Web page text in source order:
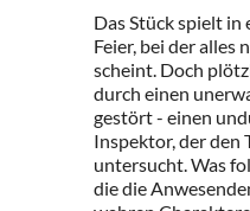
Das Stück spielt in
Feier, bei der alles
scheint. Doch
durch einen
gestört - einen
Inspektor, der den
untersucht. Was
die die